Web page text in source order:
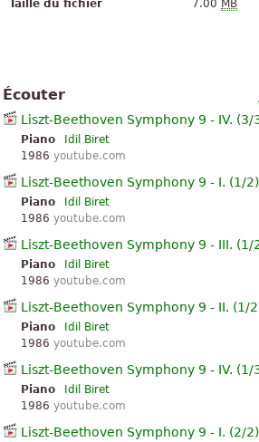
Taille du fichier
7.00 MB
Écouter
Liszt-Beethoven Symphony 9 - IV. (3/
Piano
Idil Biret
1986 youtube.com
Liszt-Beethoven Symphony 9 - I. (1/2)
Piano
Idil Biret
1986 youtube.com
Liszt-Beethoven Symphony 9 - III. (1/
Piano
Idil Biret
1986 youtube.com
Liszt-Beethoven Symphony 9 - II. (1/
Piano
Idil Biret
1986 youtube.com
Liszt-Beethoven Symphony 9 - IV. (1/
Piano
Idil Biret
1986 youtube.com
Liszt-Beethoven Symphony 9 - I. (2/2)